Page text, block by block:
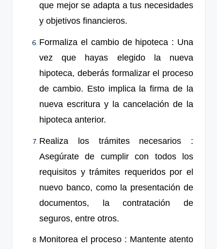
que mejor se adapta a tus necesidades
y objetivos financieros.
Formaliza el cambio de hipoteca : Una
vez que hayas elegido la nueva
hipoteca, deberás formalizar el proceso
de cambio. Esto implica la firma de la
nueva escritura y la cancelación de la
hipoteca anterior.
Realiza los trámites necesarios :
Asegúrate de cumplir con todos los
requisitos y trámites requeridos por el
nuevo banco, como la presentación de
documentos, la contratación de
seguros, entre otros.
Monitorea el proceso : Mantente atento